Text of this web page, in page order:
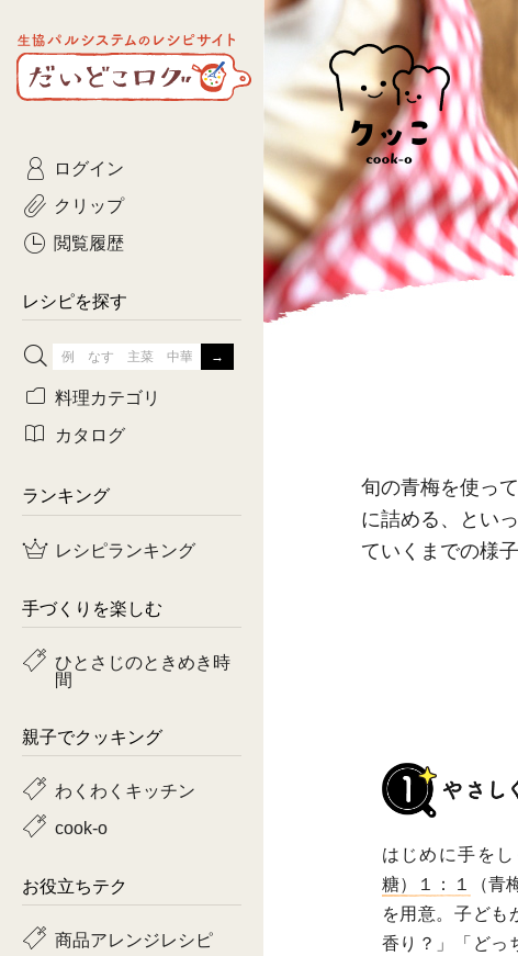
生協パルシステムのレシピ
サイト
だいどこログ
旬の青梅を使っ
に詰める、とい
ていくまでの様
はじめに手を
糖）１：１
（青
を用意。子ども
香り？」「どっ
ログイン
クリップ
閲覧履歴
レシピを探す
ひとさじ
農家生ま
おきらくだ
3日分ごはん
3日分ごはん
つくりおき
がんばら
牛肉
鶏肉
料理カテゴリ
主菜
サラダ・あえもの
常備菜・作りおき
おつまみ
カタログ
コトコト
Kinari
yumyumいっしょごは
ぷれーんぺいじ
乾物屋さん
ランキング
レシピランキング
手づくりを楽しむ
ひとさじのときめき時
間
親子でクッキング
わくわくキッチン
cook-o
お役立ちテク
商品アレンジレシピ